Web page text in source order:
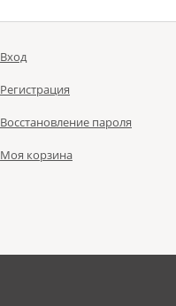
Вход
Регистрация
Восстановление пароля
Моя корзина